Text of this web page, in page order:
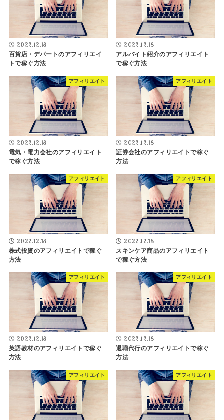
2022.12.18
百貨店・デパートのアフィリエイ
トで稼ぐ方法
2022.12.18
アルバイト紹介のアフィリエイト
で稼ぐ方法
アフィリエイト
2022.12.18
電気・電力会社のアフィリエイト
で稼ぐ方法
アフィリエイト
2022.12.18
証券会社のアフィリエイトで稼ぐ
方法
アフィリエイト
2022.12.18
株式投資のアフィリエイトで稼ぐ
方法
アフィリエイト
2022.12.18
スキンケア商品のアフィリエイト
で稼ぐ方法
アフィリエイト
2022.12.18
英語教材のアフィリエイトで稼ぐ
方法
アフィリエイト
2022.12.18
退職代行のアフィリエイトで稼ぐ
方法
アフィリエイト アフィリエイト